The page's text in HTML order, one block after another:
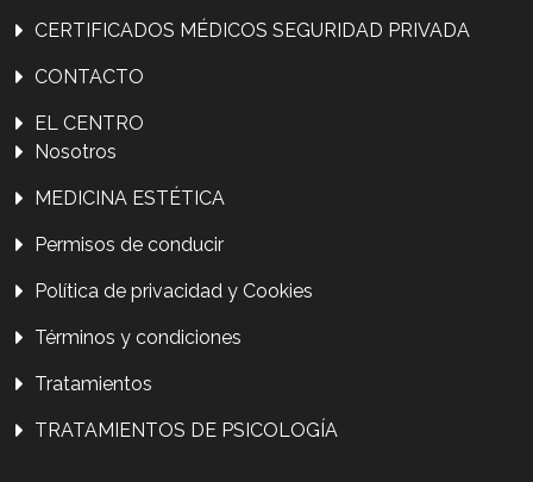
CERTIFICADOS MÉDICOS SEGURIDAD PRIVADA
CONTACTO
EL CENTRO
Nosotros
MEDICINA ESTÉTICA
Permisos de conducir
Política de privacidad y Cookies
Términos y condiciones
Tratamientos
TRATAMIENTOS DE PSICOLOGÍA